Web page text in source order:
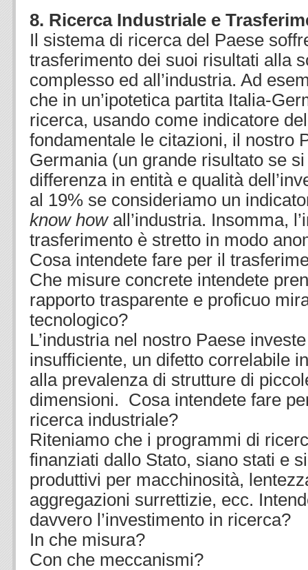
8. Ricerca Industriale e
Il sistema di ricerca del Paese
trasferimento dei suoi risultati alla
complesso ed all’industria. Ad
che in un’ipotetica partita Italia-
ricerca, usando come indicatore
fondamentale le citazioni, il nostro
Germania (un grande risultato se
differenza in entità e qualità
al 19% se consideriamo un
know howall’industria. Insomma,
trasferimento è stretto in modo
Cosa intendete fare per il
Che misure concrete intendete
rapporto trasparente e proficuo
tecnologico?
L’industria nel nostro Paese
insufficiente, un difetto correlabile
alla prevalenza di strutture di
dimensioni. Cosa intendete fare
ricerca industriale?
Riteniamo che i programmi di
finanziati dallo Stato, siano stati e
produttivi per macchinosità,
aggregazioni surrettizie, ecc.
davvero l’investimento in ricerca?
In che misura?
Con che meccanismi?